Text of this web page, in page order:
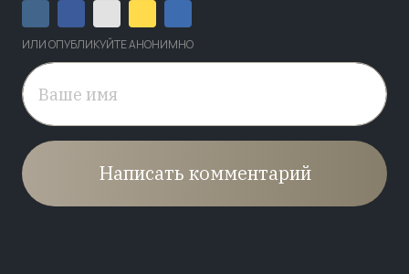
ИЛИ ОПУБЛИКУЙТЕ АНОНИМНО
Написать комментарий